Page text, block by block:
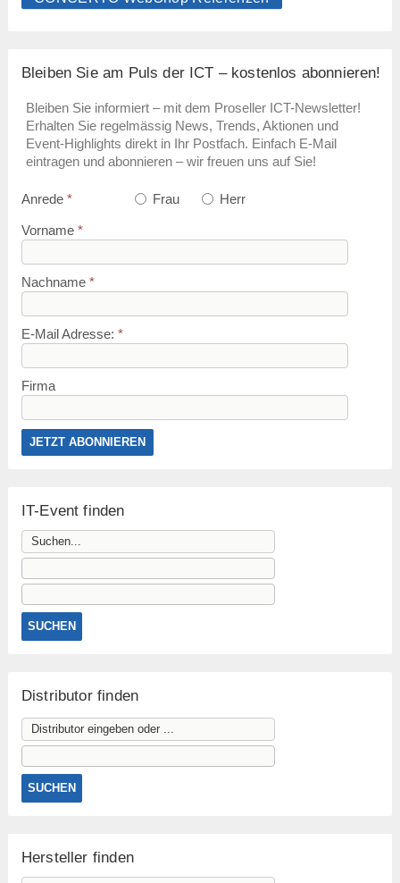
Bleiben Sie am Puls der ICT – kostenlos abonnieren!
Bleiben Sie informiert – mit dem Proseller ICT-Newsletter!
Erhalten Sie regelmässig News, Trends, Aktionen und
Event-Highlights direkt in Ihr Postfach. Einfach E-Mail
eintragen und abonnieren – wir freuen uns auf Sie!
Anrede * Frau Herr
Vorname *
Nachname *
E-Mail Adresse: *
Firma
IT-Event finden
Distributor finden
Hersteller finden